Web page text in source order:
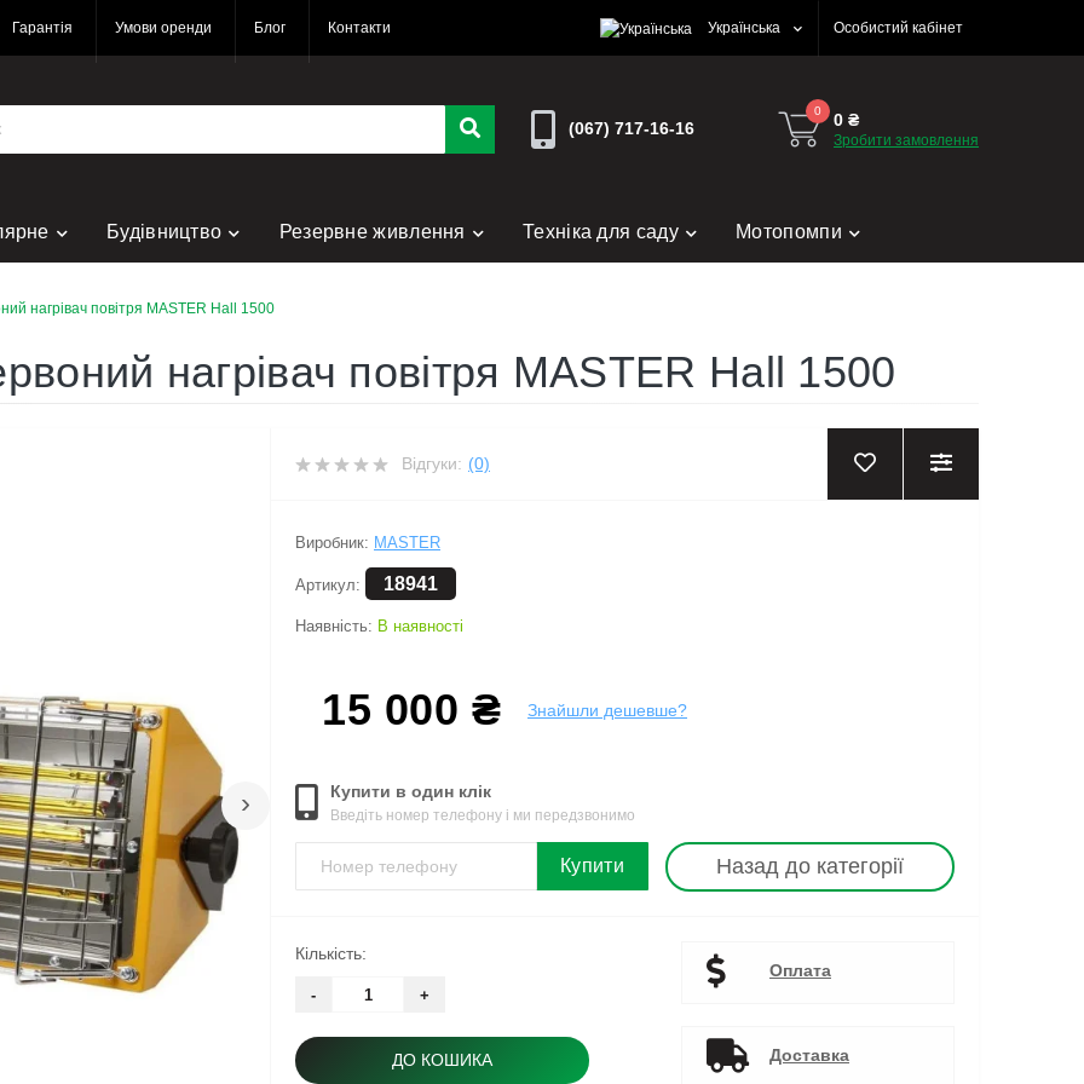
Гарантія Умови оренди Блог Контакти Українська Особистий кабінет
(067) 717-16-16
0 0 ₴
Зробити замовлення
Будівництво Резервне живлення Техніка для саду Мотопомпи
нагрівач повітря MASTER Hall 1500
нагрівач повітря MASTER Hall 1500
›
Відгуки: (0)
Виробник: MASTER
Артикул: 18941
Наявність: В наявності
15 000 ₴ Знайшли дешевше?
Купити в один клік
Введіть номер телефону і ми передзвонимо
Купити Назад до категорії
Кількість:
- +
ДО КОШИКА
Оплата
Доставка